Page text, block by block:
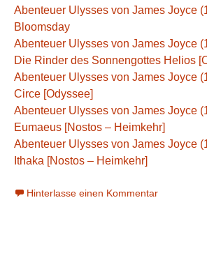
Abenteuer Ulysses von James Joyce
Bloomsday
Abenteuer Ulysses von James Joyce
Die Rinder des Sonnengottes Helios
Abenteuer Ulysses von James Joyce
Circe [Odyssee]
Abenteuer Ulysses von James Joyce
Eumaeus [Nostos – Heimkehr]
Abenteuer Ulysses von James Joyce
Ithaka [Nostos – Heimkehr]
Hinterlasse einen Kommentar